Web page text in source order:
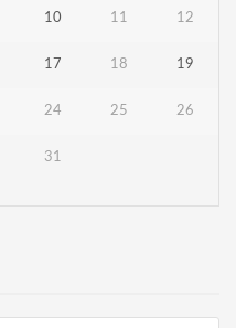
10 11 12
17 18 19
24 25 26
31